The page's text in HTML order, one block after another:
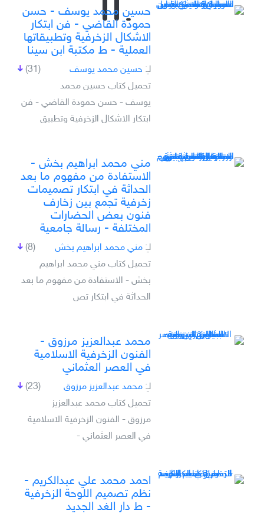
حسين محمد يوسف - حسن
حمودة القاضي - فن ابتكار
الاشكال الزخرفية وتطبيقاتها
العملية - ط مكتبة ابن سينا
(31) لـِ: حسين محمد يوسف
تحميل كتاب حسين محمد
يوسف - حسن حمودة القاضي - فن
ابتكار الاشكال الزخرفية وتطبيق
مني محمد ابراهيم بخش -
الاستفادة من مفهوم ما بعد
الحداثة في ابتكار تصميمات
زخرفية تجمع بين زخارف
فنون بعض الحضارات
المختلفة - رسالة جامعية
(8) لـِ: مني محمد ابراهيم بخش
تحميل كتاب مني محمد ابراهيم
بخش - الاستفادة من مفهوم ما بعد
الحداثة في ابتكار تص
محمد عبدالعزيز مرزوق -
الفنون الزخرفية الاسلامية
في العصر العثماني
(23) لـِ: محمد عبدالعزيز مرزوق
تحميل كتاب محمد عبدالعزيز
مرزوق - الفنون الزخرفية الاسلامية
في العصر العثماني -
احمد محمد علي عبدالكريم -
نظم تصميم اللوحة الزخرفية
- ط دار الغد الجديد